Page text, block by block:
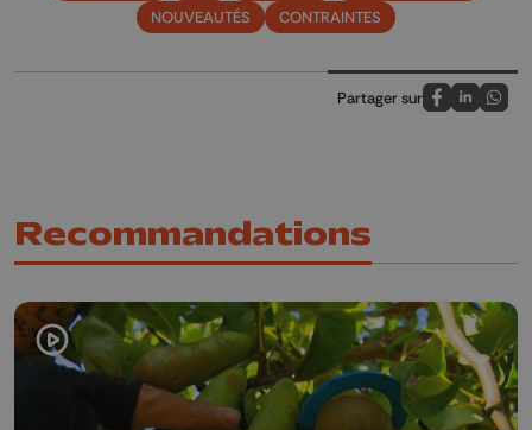
NOUVEAUTÉS
CONTRAINTES
Partager sur
Partagez sur
Partagez
Recommandations